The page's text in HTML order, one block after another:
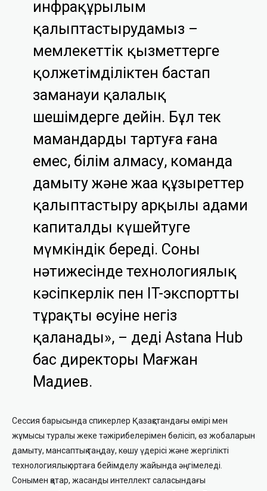
инфрақұрылым
қалыптастырудамыз –
мемлекеттік қызметтерге
қолжетімділіктен бастап
заманауи қалалық
шешімдерге дейін. Бұл тек
мамандарды тартуға ғана
емес, білім алмасу, команда
дамыту және жаңа құзыреттер
қалыптастыру арқылы адами
капиталды күшейтуге
мүмкіндік береді. Соның
нәтижесінде технологиялық
кәсіпкерлік пен IT-экспорттың
тұрақты өсуіне негіз
қаланады», – деді Astana Hub
бас директоры Мағжан
Мадиев.
Сессия барысында спикерлер Қазақстандағы өмірі мен
жұмысы туралы жеке тәжірибелерімен бөлісіп, өз жобаларын
дамыту, мансаптық таңдау, көшу үдерісі және жергілікті
технологиялық ортаға бейімделу жайында әңгімеледі.
Сонымен қатар, жасанды интеллект саласындағы